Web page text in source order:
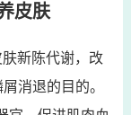
皮肤
新陈代谢，改
消退的目的。